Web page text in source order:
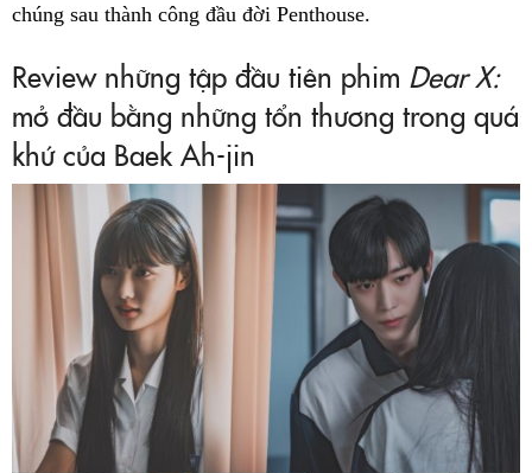
chúng sau thành công đầu đời Penthouse.
Review những tập đầu tiên phim Dear X:
mở đầu bằng những tổn thương trong quá
khứ của Baek Ah-jin